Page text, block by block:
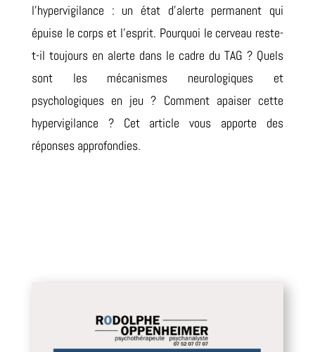
l’hypervigilance : un état d’alerte permanent qui
épuise le corps et l’esprit. Pourquoi le cerveau reste-
t-il toujours en alerte dans le cadre du TAG ? Quels
sont les mécanismes neurologiques et
psychologiques en jeu ? Comment apaiser cette
hypervigilance ? Cet article vous apporte des
réponses approfondies.